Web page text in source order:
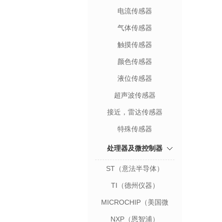
电流传感器
气体传感器
触摸传感器
颜色传感器
液位传感器
超声波传感器
接近，雷达传感器
特殊传感器
处理器及微控制器
ST（意法半导体）
TI（德州仪器）
MICROCHIP（美国微
NXP（恩智浦）